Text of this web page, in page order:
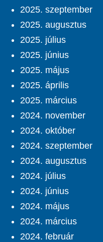
2025. szeptember
2025. augusztus
2025. július
2025. június
2025. május
2025. április
2025. március
2024. november
2024. október
2024. szeptember
2024. augusztus
2024. július
2024. június
2024. május
2024. március
2024. február